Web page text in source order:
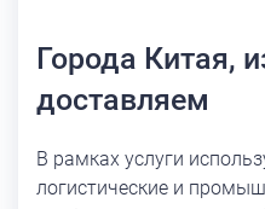
Города Китая,
доставляем
В рамках услуги
логистические и